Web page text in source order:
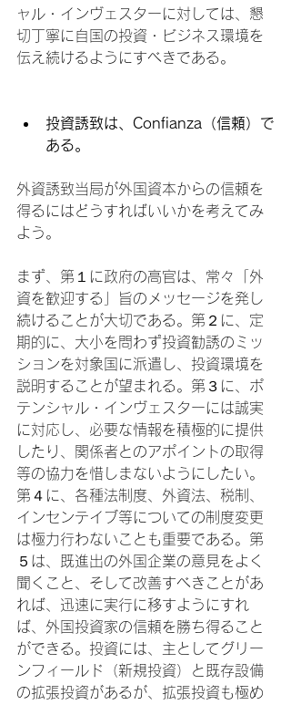
ャル・インヴェスターに対しては、懇
切丁寧に自国の投資・ビジネス環境を
伝え続けるようにすべきである。
投資誘致は、 Confianza （信頼）で
ある。
外資誘致当局が外国資本からの信頼を
得るにはどうすればいいかを考えてみ
よう。
まず、第１に政府の高官は、常々「外
資を歓迎する」旨のメッセージを発し
続けることが大切である。第２に、定
期的に、大小を問わず投資勧誘のミッ
ションを対象国に派遣し、投資環境を
説明することが望まれる。第３に、ポ
テンシャル・インヴェスターには誠実
に対応し、必要な情報を積極的に提供
したり、関係者とのアポイントの取得
等の協力を惜しまないようにしたい。
第４に、各種法制度、外資法、税制、
インセンテイブ等についての制度変更
は極力行わないことも重要である。第
５は、既進出の外国企業の意見をよく
聞くこと、そして改善すべきことがあ
れば、迅速に実行に移すようにすれ
ば、外国投資家の信頼を勝ち得ること
ができる。投資には、主としてグリー
ンフィールド（新規投資）と既存設備
の拡張投資があるが、拡張投資も極め